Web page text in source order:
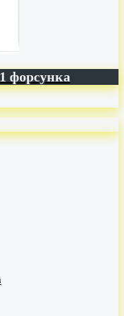
форсунка